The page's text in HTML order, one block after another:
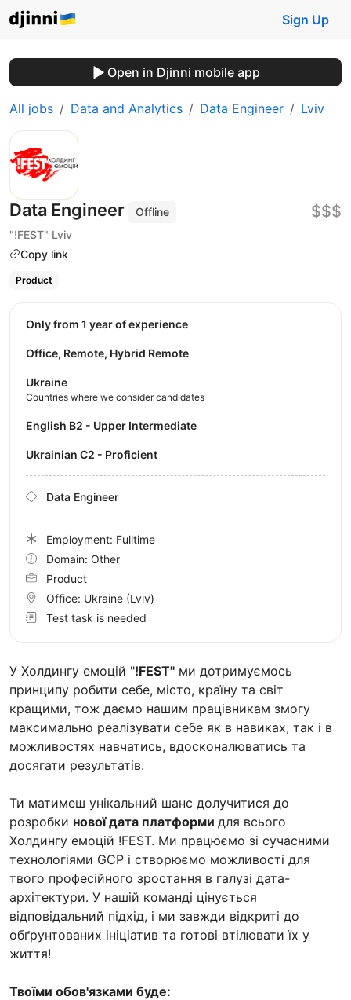
Sign Up
Open in Djinni mobile app
All jobs Data and Analytics Data Engineer Lviv
Data Engineer
Offline
"!FEST" Lviv
Copy link
$$$
Product
У Холдингу емоцій "!FEST" ми дотримуємось
принципу робити себе, місто, країну та світ
кращими, тож даємо нашим працівникам змогу
максимально реалізувати себе як в навиках, так і в
можливостях навчатись, вдосконалюватись та
досягати результатів.
Ти матимеш унікальний шанс долучитися до
розробки нової дата платформи для всього
Холдингу емоцій !FEST. Ми працюємо зі сучасними
технологіями GCP і створюємо можливості для
твого професійного зростання в галузі дата-
архітектури. У нашій команді цінується
відповідальний підхід, і ми завжди відкриті до
обґрунтованих ініціатив та готові втілювати їх у
життя!
Твоїми обов'язками буде:
Only from 1 year of experience
Office, Remote, Hybrid Remote
Ukraine
Countries where we consider candidates
English B2 - Upper Intermediate
Ukrainian C2 - Proficient
Data Engineer
Employment: Fulltime
Domain: Other
Product
Office: Ukraine (Lviv)
Test task is needed